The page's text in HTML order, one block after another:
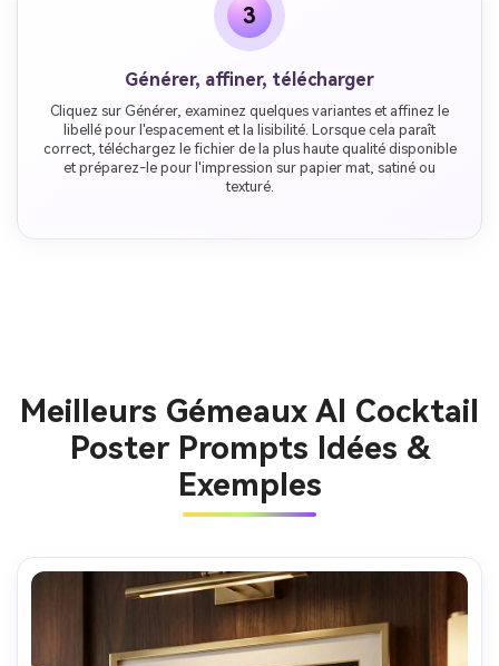
3
Générer, affiner, télécharger
Cliquez sur Générer, examinez quelques variantes et affinez le
libellé pour l'espacement et la lisibilité. Lorsque cela paraît
correct, téléchargez le fichier de la plus haute qualité disponible
et préparez-le pour l'impression sur papier mat, satiné ou
texturé.
Meilleurs Gémeaux AI Cocktail
Poster Prompts Idées &
Exemples